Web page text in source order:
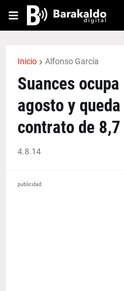
Inicio Alfonso García
Suances
agosto y
contrato de
4.8.14
publicidad